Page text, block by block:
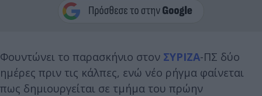
Φουντώνει το παρασκήνιο στον ΣΥΡΙΖΑ-ΠΣ δύο
ημέρες πριν τις κάλπες, ενώ νέο ρήγμα φαίνεται
πως δημιουργείται σε τμήμα του πρώην